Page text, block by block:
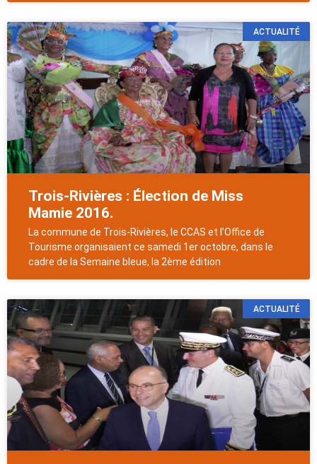
ACTUALITÉ
Trois-Rivières : Élection de Miss
Mamie 2016.
La commune de Trois-Rivières, le CCAS et l’Office de
Tourisme organisaient ce samedi 1er octobre, dans le
cadre de la Semaine bleue, la 2ème édition
ACTUALITÉ